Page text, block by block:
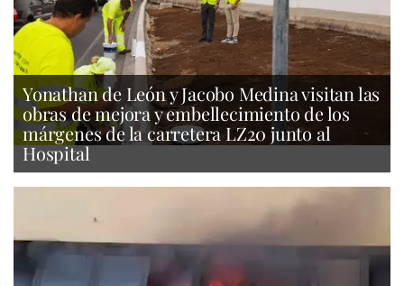
Yonathan de León y Jacobo Medina visitan las
obras de mejora y embellecimiento de los
márgenes de la carretera LZ20 junto al
Hospital